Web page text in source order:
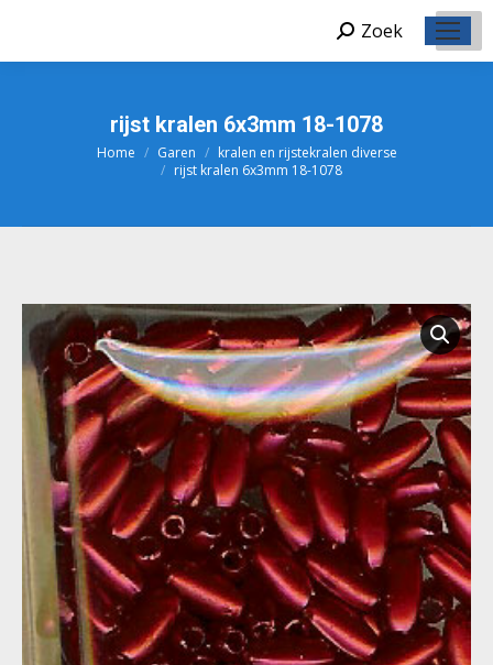
Zoeken:
Zoek
rijst kralen 6x3mm 18-1078
Je bent hier:Home Garen
kralen en rijstekralen diverse
rijst kralen 6x3mm 18-1078